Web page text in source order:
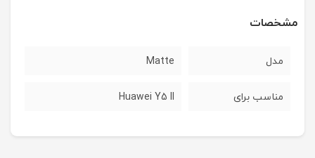
مشخصات
مدل Matte
مناسب برای Huawei Y5 II